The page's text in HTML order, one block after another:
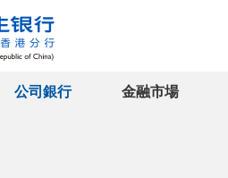
公司銀行 金融市場